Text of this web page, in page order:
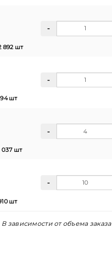
892 шт
шт
037 шт
шт
от объема